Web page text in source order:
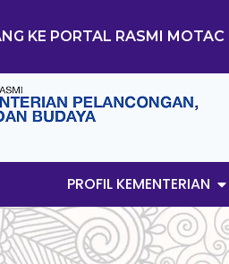
KE PORTAL RASMI MOTAC
PROFIL KEMENTERIAN